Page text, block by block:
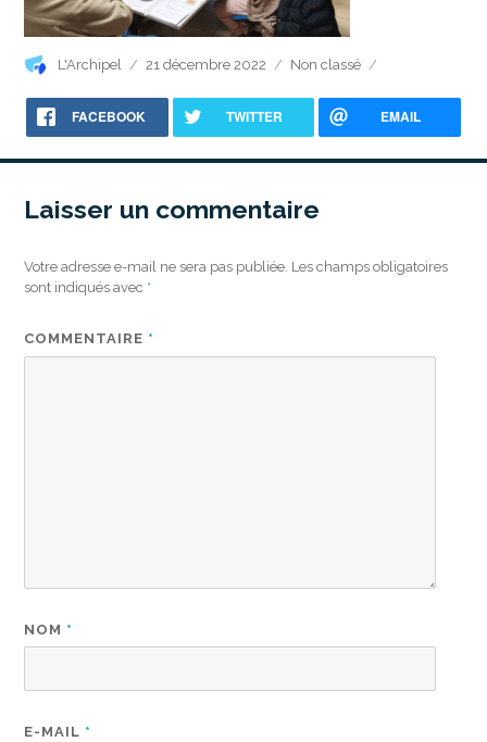
Auteur
L'Archipel
Publié
21 décembre 2022 Catégories
Non classé
FACEBOOK TWITTER EMAIL
Laisser un commentaire
Votre adresse e-mail ne sera pas publiée. Les champs obligatoires
sont indiqués avec *
COMMENTAIRE *
NOM *
E-MAIL *